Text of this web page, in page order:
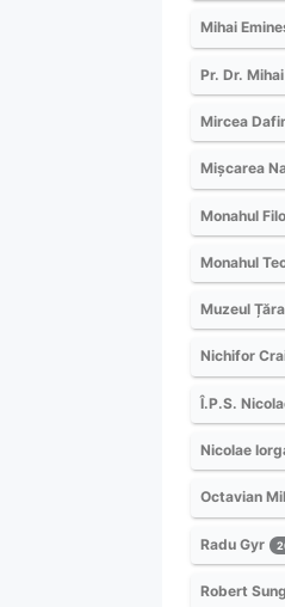
Mihai
Pr. Dr.
Mircea
Mișcarea
Monahul
Monahul
Muzeul
Nichifor
Î.P.S.
Nicolae
Octavian
Radu Gyr
Robert